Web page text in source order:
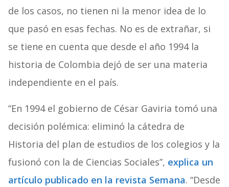
de los casos, no tienen ni la menor idea de lo
que pasó en esas fechas. No es de extrañar, si
se tiene en cuenta que desde el año 1994 la
historia de Colombia dejó de ser una materia
independiente en el país.
“En 1994 el gobierno de César Gaviria tomó una
decisión polémica: eliminó la cátedra de
Historia del plan de estudios de los colegios y la
fusionó con la de Ciencias Sociales”, explica un
artículo publicado en la revista Semana. “Desde